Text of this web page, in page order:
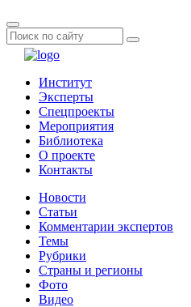
Институт
Эксперты
Спецпроекты
Мероприятия
Библиотека
О проекте
Контакты
Новости
Статьи
Комментарии экспертов
Темы
Рубрики
Страны и регионы
Фото
Видео